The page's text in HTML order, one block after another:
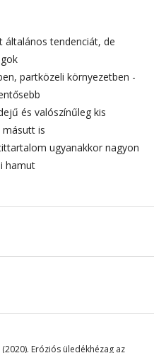
tendenciát, de
partközeli környezetben -
és valószínűleg kis
másutt is
ugyanakkor nagyon
hamut
Eróziós üledékhézag az